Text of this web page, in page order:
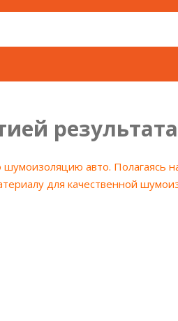
результата
авто. Полагаясь
для качественной